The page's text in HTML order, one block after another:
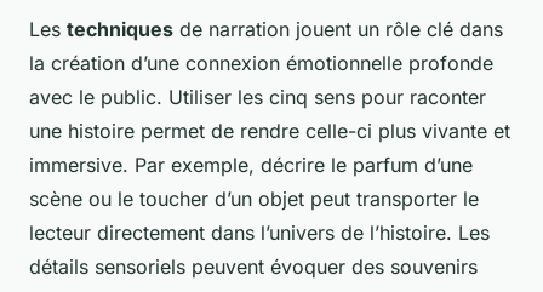
Les techniques de narration jouent un rôle clé dans
la création d’une connexion émotionnelle profonde
avec le public. Utiliser les cinq sens pour raconter
une histoire permet de rendre celle-ci plus vivante et
immersive. Par exemple, décrire le parfum d’une
scène ou le toucher d’un objet peut transporter le
lecteur directement dans l’univers de l’histoire. Les
détails sensoriels peuvent évoquer des souvenirs